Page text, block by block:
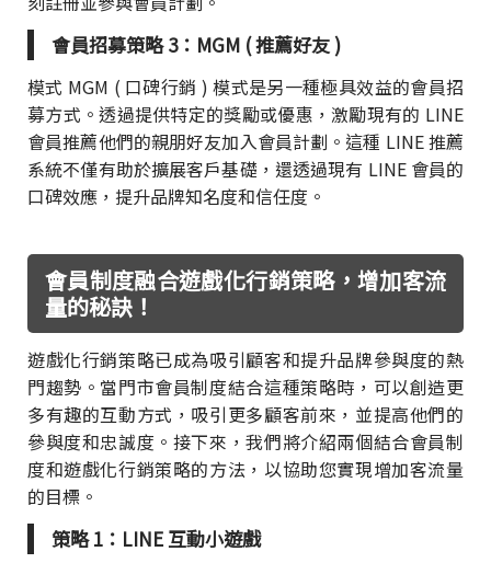
會員招募策略 3：MGM ( 推薦好友 )
模式 MGM ( 口碑行銷 ) 模式是另一種極具效益的會員招
募方式。透過提供特定的獎勵或優惠，激勵現有的 LINE
會員推薦他們的親朋好友加入會員計劃。這種 LINE 推薦
系統不僅有助於擴展客戶基礎，還透過現有 LINE 會員的
口碑效應，提升品牌知名度和信任度。
會員制度融合遊戲化行銷策略，增加客流
量的秘訣！
遊戲化行銷策略已成為吸引顧客和提升品牌參與度的熱
門趨勢。當門市會員制度結合這種策略時，可以創造更
多有趣的互動方式，吸引更多顧客前來，並提高他們的
參與度和忠誠度。接下來，我們將介紹兩個結合會員制
度和遊戲化行銷策略的方法，以協助您實現增加客流量
的目標。
策略 1：LINE 互動小遊戲